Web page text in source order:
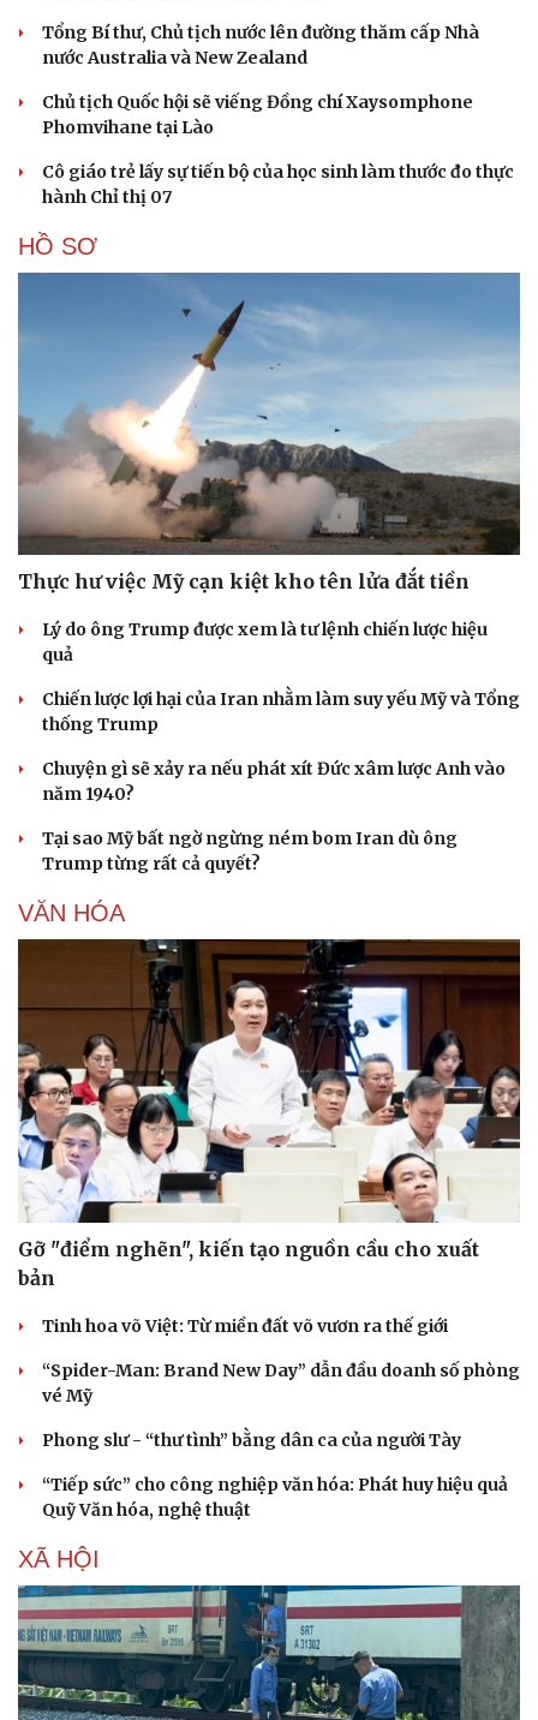
Sức khỏe
Dinh dưỡng - món ngon
Cây thuốc
Sản phụ khoa
Nam khoa
Phòng mạch online
Ăn sạch sống khỏe
Đời sống
Nhà đẹp
Blog
Tình yêu - Gia đình
Tổng Bí thư, Chủ tịch nước lên đường thăm cấp Nhà
nước Australia và New Zealand
Chủ tịch Quốc hội sẽ viếng Đồng chí Xaysomphone
Phomvihane tại Lào
Cô giáo trẻ lấy sự tiến bộ của học sinh làm thước đo thực
hành Chỉ thị 07
HỒ SƠ
Thực hư việc Mỹ cạn kiệt kho tên lửa đắt tiền
Lý do ông Trump được xem là tư lệnh chiến lược hiệu
quả
Chiến lược lợi hại của Iran nhằm làm suy yếu Mỹ và Tổng
thống Trump
Chuyện gì sẽ xảy ra nếu phát xít Đức xâm lược Anh vào
năm 1940?
Tại sao Mỹ bất ngờ ngừng ném bom Iran dù ông
Trump từng rất cả quyết?
VĂN HÓA
Gỡ "điểm nghẽn", kiến tạo nguồn cầu cho xuất
bản
Tinh hoa võ Việt: Từ miền đất võ vươn ra thế giới
“Spider-Man: Brand New Day” dẫn đầu doanh số phòng
vé Mỹ
Phong slư - “thư tình” bằng dân ca của người Tày
“Tiếp sức” cho công nghiệp văn hóa: Phát huy hiệu quả
Quỹ Văn hóa, nghệ thuật
XÃ HỘI